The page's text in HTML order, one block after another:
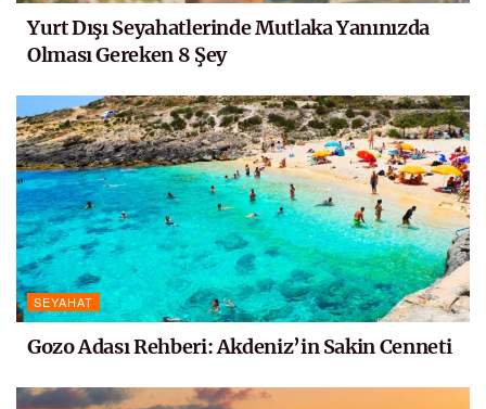
Yurt Dışı Seyahatlerinde Mutlaka Yanınızda
Olması Gereken 8 Şey
SEYAHAT
Gozo Adası Rehberi: Akdeniz’in Sakin Cenneti